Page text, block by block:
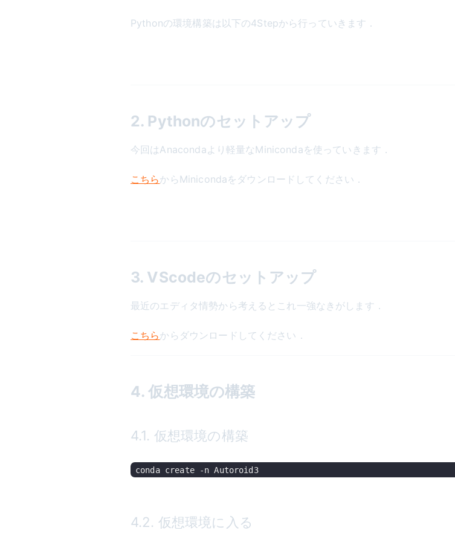
Pythonの環境構築は以下の4Stepから行っていきます．
2. Pythonのセットアップ
今回はAnacondaより軽量なMinicondaを使っていきます．
こちらからMinicondaをダウンロードしてください．
3. VScodeのセットアップ
最近のエディタ情勢から考えるとこれ一強なきがします．
こちらからダウンロードしてください．
4. 仮想環境の構築
4.1. 仮想環境の構築
conda create -n Autoroid3
4.2. 仮想環境に入る